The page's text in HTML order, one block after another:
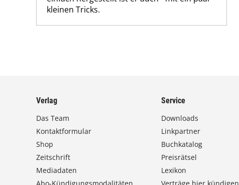
kleinen Tricks.
Verlag
Das Team
Kontaktformular
Shop
Zeitschrift
Mediadaten
Service
Downloads
Linkpartner
Buchkatalog
Preisrätsel
Lexikon